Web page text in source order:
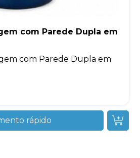
com Parede Dupla em
com Parede Dupla em
rápido